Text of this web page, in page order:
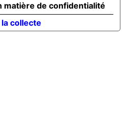
collecte
matière de confidentialité